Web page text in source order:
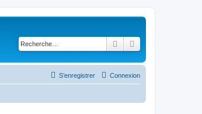
Rechercher
Connexion
S’enregistrer